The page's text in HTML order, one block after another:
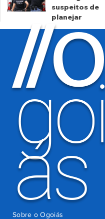
suspeitos de
planejar
atentados no
período
eleitoral
há 2 dias
//O
goi
ás
Sobre o Ogoiás